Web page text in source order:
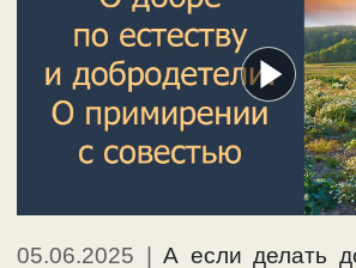
05.06.2025 |А если делать